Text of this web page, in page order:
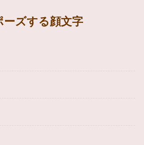
ズする顔文字